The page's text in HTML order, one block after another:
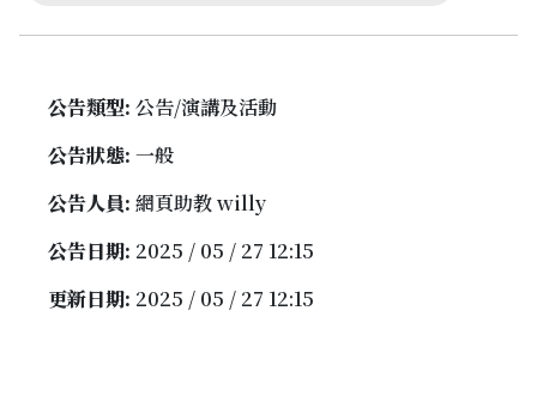
公告類型: 公告/演講及活動
公告狀態: 一般
公告人員: 網頁助教 willy
公告日期: 2025 / 05 / 27 12:15
更新日期: 2025 / 05 / 27 12:15